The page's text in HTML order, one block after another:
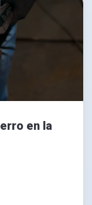
en la